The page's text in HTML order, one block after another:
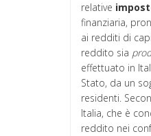
relative
finanziaria,
ai redditi di
reddito sia
effettuato in
Stato, da un
residenti.
Italia, che è
reddito nei